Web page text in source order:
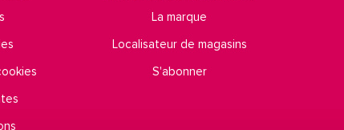
La marque
Localisateur de magasins
S'abonner